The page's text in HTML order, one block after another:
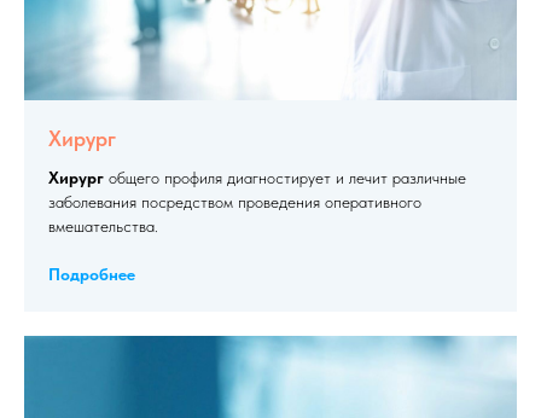
Хирург
Хирург общего профиля диагностирует и лечит различные
заболевания посредством проведения оперативного
вмешательства.
Подробнее